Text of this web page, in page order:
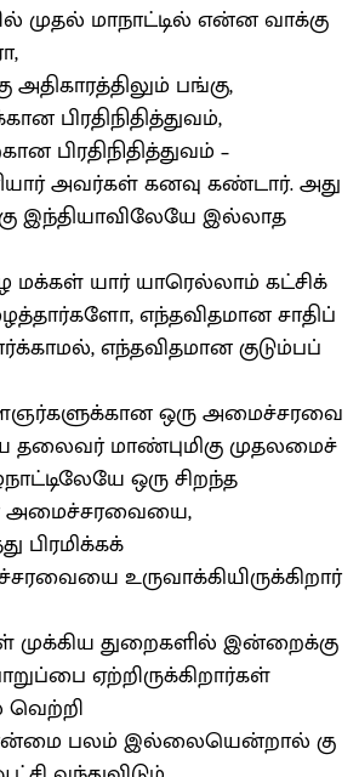
முதல் மாநாட்டில் என்ன வாக்கு
அதிகாரத்திலும் பங்கு,
பிரதிநிதித்துவம்,
பிரதிநிதித்துவம் –
அவர்கள் கனவு கண்டார். அது
இந்தியாவிலேயே இல்லாத
மக்கள் யார் யாரெல்லாம் கட்சிக்
எந்தவிதமான சாதிப்
எந்தவிதமான குடும்பப்
ஒரு அமைச்சரவை
மாண்புமிகு முதலமைச்
ஒரு சிறந்த
அமைச்சரவையை,
பிரமிக்கக்
உருவாக்கியிருக்கிறார்
முக்கிய துறைகளில் இன்றைக்கு
ஏற்றிருக்கிறார்கள்
வெற்றி
பலம் இல்லையென்றால் கு